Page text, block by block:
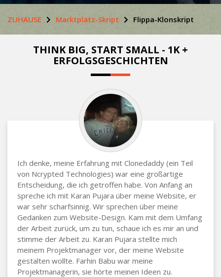
ZUHAUSE Marktplatz-Skript Flippa-Klonskript
THINK BIG, START SMALL - 1K +
ERFOLGSGESCHICHTEN
Ich denke, meine Erfahrung mit Clonedaddy (ein Teil
von Ncrypted Technologies) war eine großartige
Entscheidung, die ich getroffen habe. Von Anfang an
spreche ich mit Karan Pujara über meine Website, er
war sehr scharfsinnig. Wir sprechen über meine
Gedanken zum Website-Design. Kam mit dem Umfang
der Arbeit zurück, um zu tun, schaue ich es mir an und
stimme der Arbeit zu. Karan Pujara stellte mich
meinem Projektmanager vor, der meine Website
gestalten wollte. Farhin Babu war meine
Projektmanagerin, sie hörte meinen Ideen zu.